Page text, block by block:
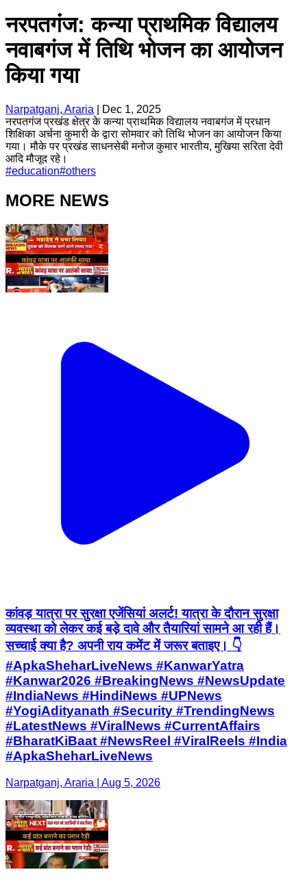
नरपतगंज: कन्या प्राथमिक विद्यालय
नवाबगंज में तिथि भोजन का आयोजन
किया गया
Narpatganj, Araria
Dec 1, 2025
नरपतगंज प्रखंड क्षेत्र के कन्या प्राथमिक विद्यालय नवाबगंज में प्रधान
शिक्षिका अर्चना कुमारी के द्वारा सोमवार को तिथि भोजन का आयोजन किया
गया। मौके पर प्रखंड साधनसेबी मनोज कुमार भारतीय, मुखिया सरिता देवी
आदि मौजूद रहे।
#education#others
MORE NEWS
कांवड़ यात्रा पर सुरक्षा एजेंसियां अलर्ट! यात्रा के दौरान सुरक्षा
व्यवस्था को लेकर कई बड़े दावे और तैयारियां सामने आ रही हैं।
सच्चाई क्या है? अपनी राय कमेंट में जरूर बताइए। 👇
#ApkaSheharLiveNews #KanwarYatra
#Kanwar2026 #BreakingNews #NewsUpdate
#IndiaNews #HindiNews #UPNews
#YogiAdityanath #Security #TrendingNews
#LatestNews #ViralNews #CurrentAffairs
#BharatKiBaat #NewsReel #ViralReels #India
#ApkaSheharLiveNews
Narpatganj, Araria | Aug 5, 2026